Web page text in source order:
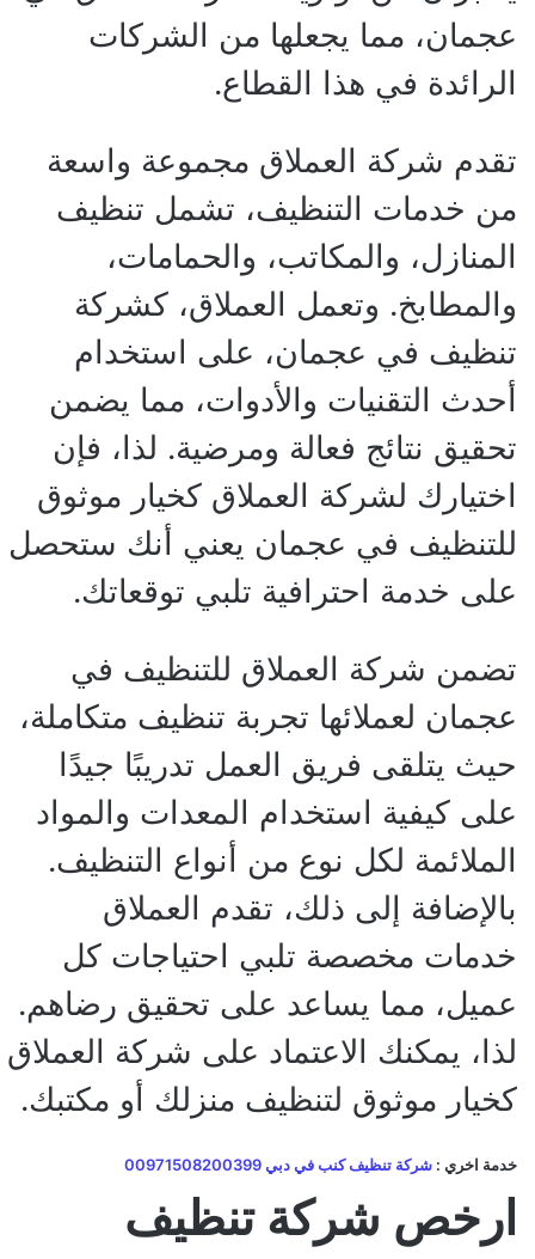
عجمان، مما يجعلها من الشركات
الرائدة في هذا القطاع.
تقدم شركة العملاق مجموعة واسعة
من خدمات التنظيف، تشمل تنظيف
المنازل، والمكاتب، والحمامات،
والمطابخ. وتعمل العملاق، كشركة
تنظيف في عجمان، على استخدام
أحدث التقنيات والأدوات، مما يضمن
تحقيق نتائج فعالة ومرضية. لذا، فإن
اختيارك لشركة العملاق كخيار موثوق
للتنظيف في عجمان يعني أنك ستحصل
على خدمة احترافية تلبي توقعاتك.
تضمن شركة العملاق للتنظيف في
عجمان لعملائها تجربة تنظيف متكاملة،
حيث يتلقى فريق العمل تدريبًا جيدًا
على كيفية استخدام المعدات والمواد
الملائمة لكل نوع من أنواع التنظيف.
بالإضافة إلى ذلك، تقدم العملاق
خدمات مخصصة تلبي احتياجات كل
عميل، مما يساعد على تحقيق رضاهم.
لذا، يمكنك الاعتماد على شركة العملاق
كخيار موثوق لتنظيف منزلك أو مكتبك.
خدمة اخري : شركة تنظيف كنب في دبي 00971508200399
ارخص شركة تنظيف